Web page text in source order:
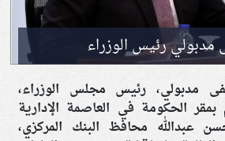
رئيس الوزراء
مدبولي، رئيس مجلس الوزراء،
الحكومة في العاصمة الإدارية
عبدالله محافظ البنك المركزي،